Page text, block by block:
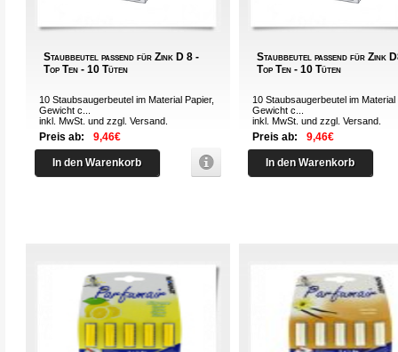
Staubbeutel passend für Zink D 8 -
Top Ten - 10 Tüten
10 Staubsaugerbeutel im Material Papier,
Gewicht c...
inkl. MwSt. und zzgl.Versand
Preis ab: 9,46€
In den Warenkorb
Staubbeutel passend für Zink
Top Ten - 10 Tüten
10 Staubsaugerbeutel im Material
Gewicht c...
inkl. MwSt. und zzgl.Versand
Preis ab: 9,46€
In den Warenkorb